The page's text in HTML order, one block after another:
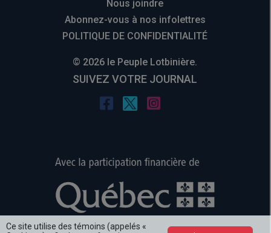
Nous joindre
Abonnez-vous à nos infolettres
POLITIQUE DE CONFIDENTIALITÉ
© 2026 le Peuple Lotbinière.
SUIVEZ VOTRE JOURNAL
Ce site utilise des témoins (appelés «